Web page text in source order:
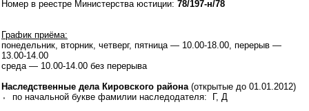
Номер в реестре Министерства юстиции: 78/197-н/78
График приёма:
понедельник, вторник, четверг, пятница — 10.00-18.00, перерыв —
13.00-14.00
среда — 10.00-14.00 без перерыва
Наследственные дела Кировского района (открытые до 01.01.2012)
⬫ по начальной букве фамилии наследодателя: Г, Д